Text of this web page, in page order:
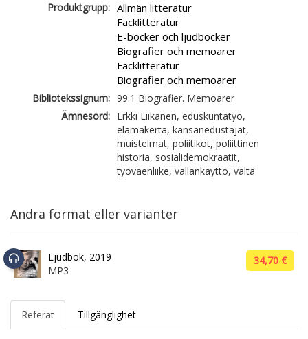
Produktgrupp: Allmän litteratur
Facklitteratur
E-böcker och ljudböcker
Biografier och memoarer
Facklitteratur
Biografier och memoarer
Bibliotekssignum: 99.1 Biografier. Memoarer
Ämnesord: Erkki Liikanen, eduskuntatyö,
elämäkerta, kansanedustajat,
muistelmat, poliitikot, poliittinen
historia, sosialidemokraatit,
työväenliike, vallankäyttö, valta
Andra format eller varianter
Ljudbok, 2019
MP3
34,70 €
Referat Tillgänglighet